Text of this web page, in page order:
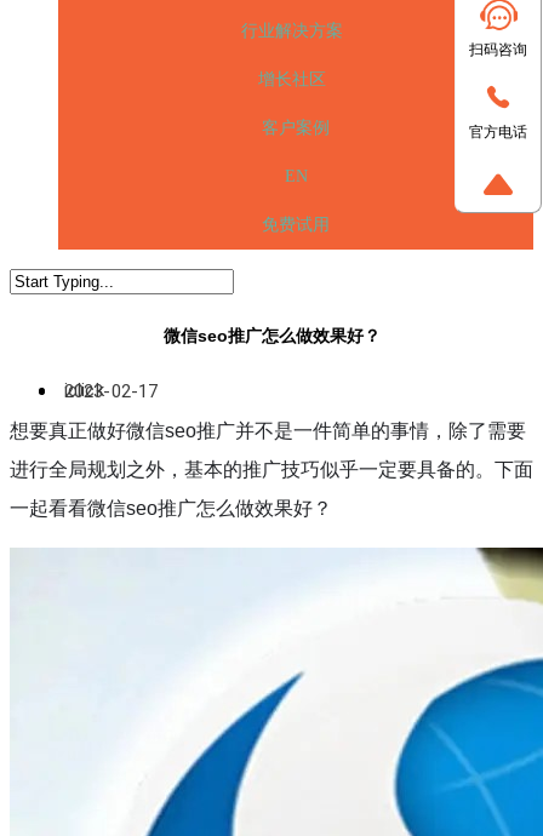
行业解决方案
增长社区
客户案例
EN
免费试用
微信seo推广怎么做效果好？
iclick
2023-02-17
想要真正做好微信seo推广并不是一件简单的事情，除了需要
进行全局规划之外，基本的推广技巧似乎一定要具备的。下面
一起看看微信seo推广怎么做效果好？
扫码咨询
官方电话